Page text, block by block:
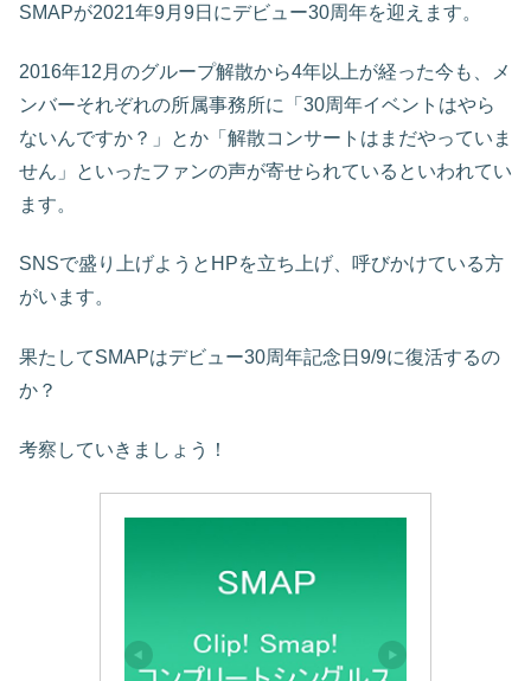
SMAPが2021年9月9日にデビュー30周年を迎えます。
2016年12月のグループ解散から4年以上が経った今も、メ
ンバーそれぞれの所属事務所に「30周年イベントはやら
ないんですか？」とか「解散コンサートはまだやっていま
せん」といったファンの声が寄せられているといわれてい
ます。
SNSで盛り上げようとHPを立ち上げ、呼びかけている方
がいます。
果たしてSMAPはデビュー30周年記念日9/9に復活するの
か？
考察していきましょう！